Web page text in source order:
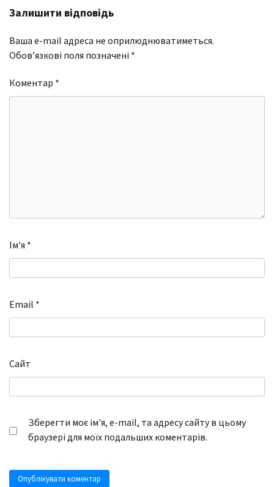
Залишити відповідь
Ваша e-mail адреса не оприлюднюватиметься.
Обов’язкові поля позначені *
Коментар *
Ім'я *
Email *
Сайт
Зберегти моє ім'я, e-mail, та адресу сайту в цьому
браузері для моїх подальших коментарів.